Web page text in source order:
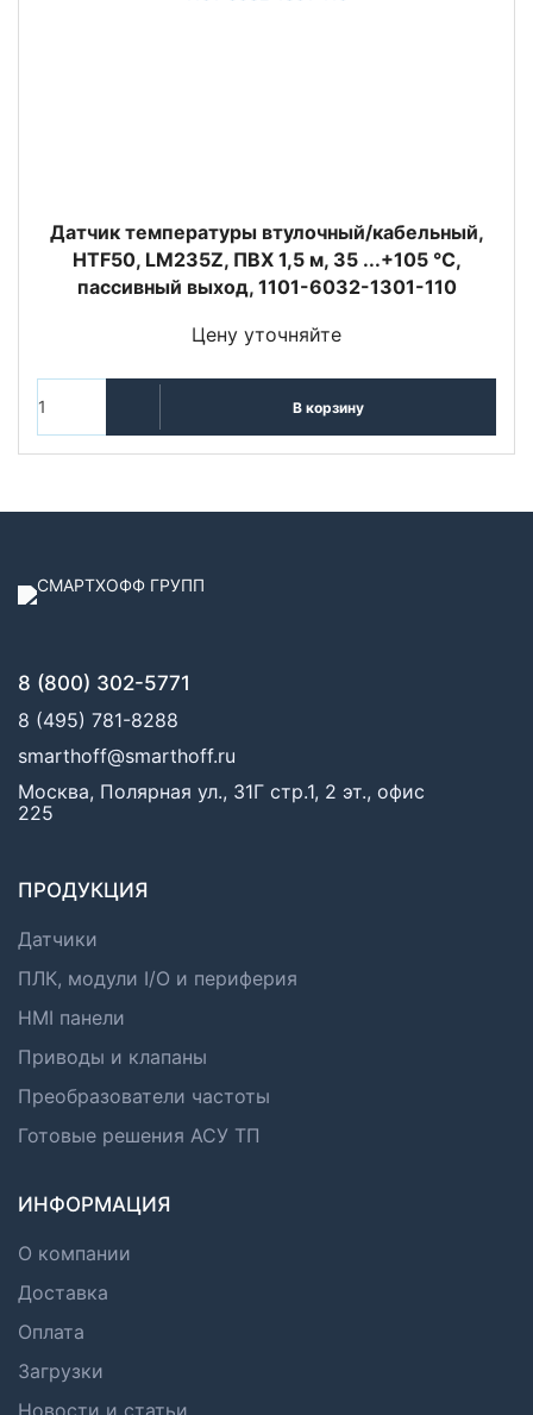
Датчик температуры втулочный/кабельный,
HTF50, LM235Z, ПВХ 1,5 м, 35 ...+105 °C,
пассивный выход, 1101-6032-1301-110
Цену уточняйте
В корзину
8 (800) 302-5771
8 (495) 781-8288
smarthoff@smarthoff.ru
Москва, Полярная ул., 31Г стр.1, 2 эт., офис
225
ПРОДУКЦИЯ
Датчики
ПЛК, модули I/O и периферия
HMI панели
Приводы и клапаны
Преобразователи частоты
Готовые решения АСУ ТП
ИНФОРМАЦИЯ
О компании
Доставка
Оплата
Загрузки